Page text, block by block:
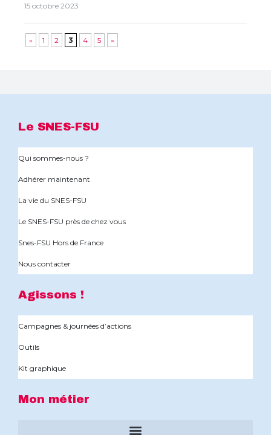
15 octobre 2023
« 1 2 3 4 5 »
Le SNES-FSU
Qui sommes-nous ?
Adhérer maintenant
La vie du SNES-FSU
Le SNES-FSU près de chez vous
Snes-FSU Hors de France
Nous contacter
Agissons !
Campagnes & journées d’actions
Outils
Kit graphique
Mon métier